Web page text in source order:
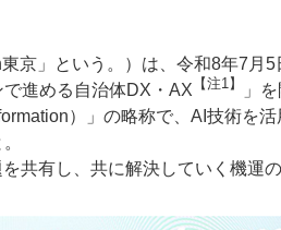
京」という。）は、令和8年7月
進める自治体DX・AX 【注1】
」
）」の略称で、AI技術を
共有し、共に解決していく機運